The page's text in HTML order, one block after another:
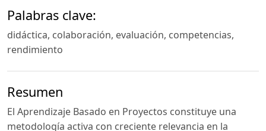
Palabras clave:
didáctica, colaboración, evaluación, competencias,
rendimiento
Resumen
El Aprendizaje Basado en Proyectos constituye una
metodología activa con creciente relevancia en la